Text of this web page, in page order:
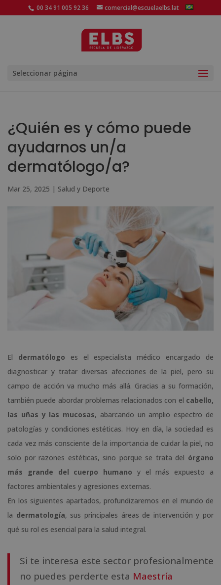
00 34 91 005 92 36 comercial@escuelaelbs.lat
Seleccionar página
¿Quién es y cómo puede
ayudarnos un/a
dermatólogo/a?
Mar 25, 2025 | Salud y Deporte
El dermatólogo es el especialista médico encargado de
diagnosticar y tratar diversas afecciones de la piel, pero su
campo de acción va mucho más allá. Gracias a su formación,
también puede abordar problemas relacionados con el cabello,
las uñas y las mucosas, abarcando un amplio espectro de
patologías y condiciones estéticas. Hoy en día, la sociedad es
cada vez más consciente de la importancia de cuidar la piel, no
solo por razones estéticas, sino porque se trata del órgano
más grande del cuerpo humano y el más expuesto a
factores ambientales y agresiones externas.
En los siguientes apartados, profundizaremos en el mundo de
la dermatología, sus principales áreas de intervención y por
qué su rol es esencial para la salud integral.
Si te interesa este sector profesionalmente
no puedes perderte esta Maestría